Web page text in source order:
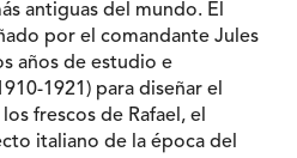
antiguas del mundo. El
por el comandante Jules
años de estudio e
1921) para diseñar el
frescos de Rafael, el
italiano de la época del